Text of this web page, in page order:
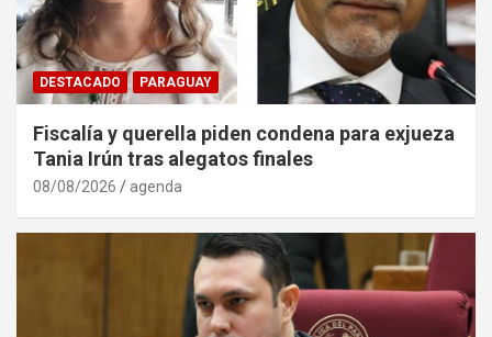
DESTACADO PARAGUAY
Fiscalía y querella piden condena para exjueza
Tania Irún tras alegatos finales
08/08/2026 agenda